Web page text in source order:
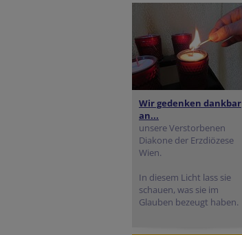
Wir gedenken dankbar
an...
unsere Verstorbenen
Diakone der Erzdiözese
Wien.
In diesem Licht lass sie
schauen, was sie im
Glauben bezeugt haben.